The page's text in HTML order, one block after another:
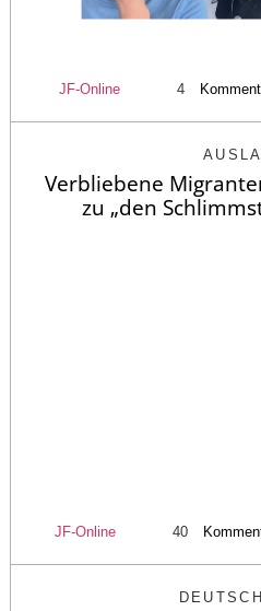
JF-Online 4
Verbliebene
zu „den
JF-Online 40